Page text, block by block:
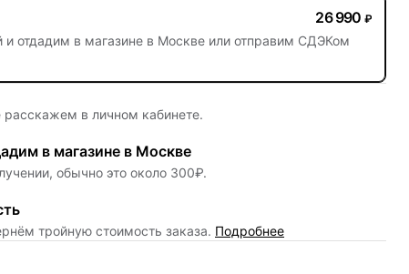
26 990 ₽
и отдадим в магазине в Москве или отправим СДЭКом
расскажем в личном кабинете.
в магазине в Москве
обычно это около 300₽.
тройную стоимость заказа. Подробнее